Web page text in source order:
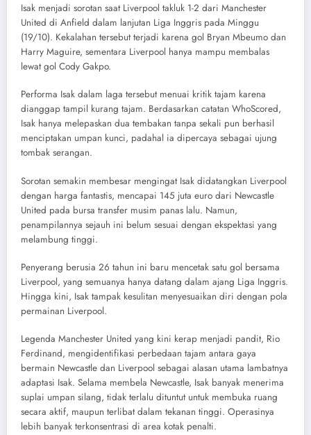
Isak menjadi sorotan saat Liverpool takluk 1-2 dari Manchester
United di Anfield dalam lanjutan Liga Inggris pada Minggu
(19/10). Kekalahan tersebut terjadi karena gol Bryan Mbeumo dan
Harry Maguire, sementara Liverpool hanya mampu membalas
lewat gol Cody Gakpo.
Performa Isak dalam laga tersebut menuai kritik tajam karena
dianggap tampil kurang tajam. Berdasarkan catatan WhoScored,
Isak hanya melepaskan dua tembakan tanpa sekali pun berhasil
menciptakan umpan kunci, padahal ia dipercaya sebagai ujung
tombak serangan.
Sorotan semakin membesar mengingat Isak didatangkan Liverpool
dengan harga fantastis, mencapai 145 juta euro dari Newcastle
United pada bursa transfer musim panas lalu. Namun,
penampilannya sejauh ini belum sesuai dengan ekspektasi yang
melambung tinggi.
Penyerang berusia 26 tahun ini baru mencetak satu gol bersama
Liverpool, yang semuanya hanya datang dalam ajang Liga Inggris.
Hingga kini, Isak tampak kesulitan menyesuaikan diri dengan pola
permainan Liverpool.
Legenda Manchester United yang kini kerap menjadi pandit, Rio
Ferdinand, mengidentifikasi perbedaan tajam antara gaya
bermain Newcastle dan Liverpool sebagai alasan utama lambatnya
adaptasi Isak. Selama membela Newcastle, Isak banyak menerima
suplai umpan silang, tidak terlalu dituntut untuk membuka ruang
secara aktif, maupun terlibat dalam tekanan tinggi. Operasinya
lebih banyak terkonsentrasi di area kotak penalti.